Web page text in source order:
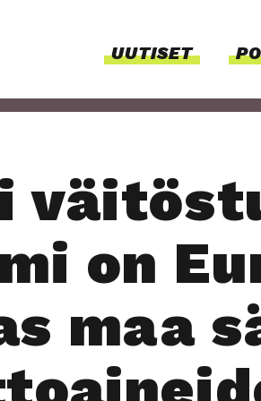
UUTI­SET
on
maa